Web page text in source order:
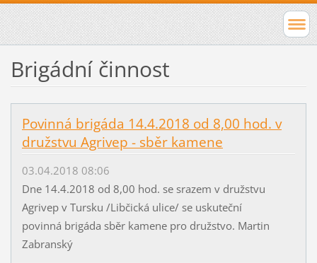
Brigádní činnost
Povinná brigáda 14.4.2018 od 8,00 hod. v
družstvu Agrivep - sběr kamene
03.04.2018 08:06
Dne 14.4.2018 od 8,00 hod. se srazem v družstvu
Agrivep v Tursku /Libčická ulice/ se uskuteční
povinná brigáda sběr kamene pro družstvo. Martin
Zabranský